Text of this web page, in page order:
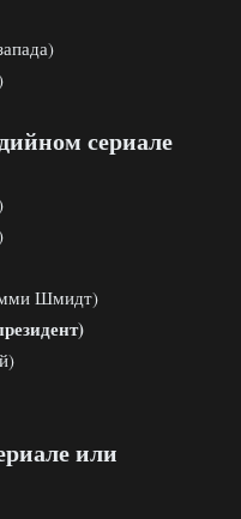
сериале
Шмидт)
или